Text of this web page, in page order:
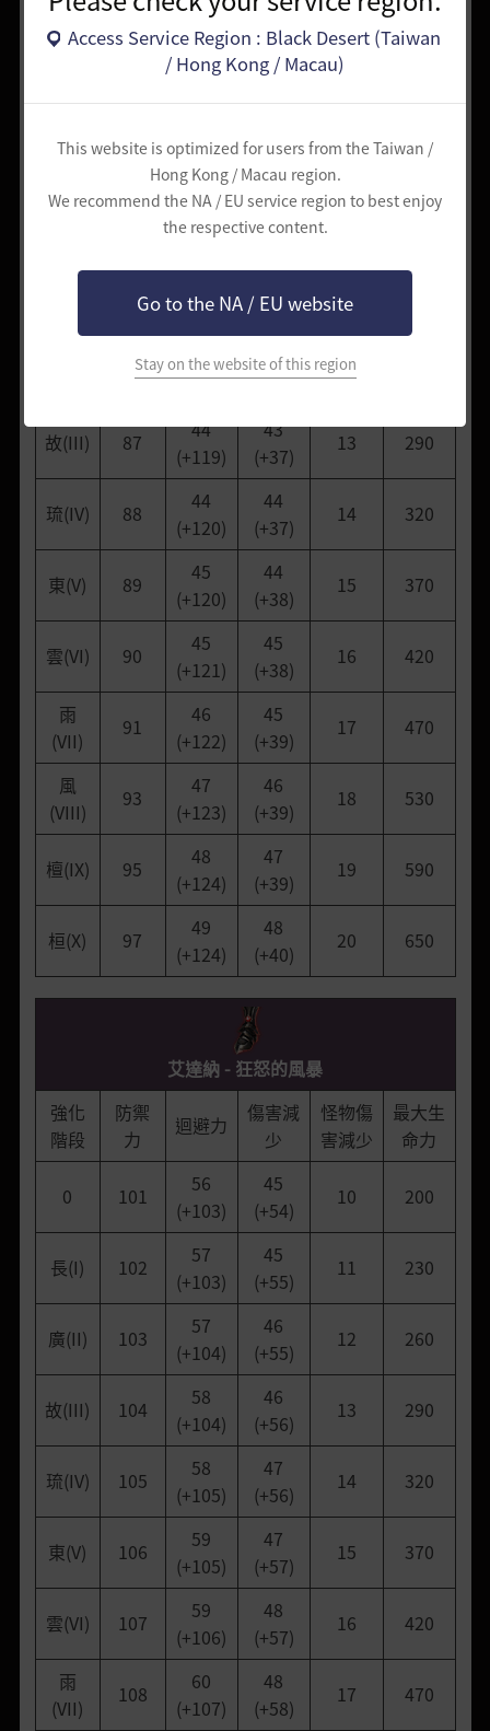
Access Service Region : Black Desert (Taiwan
/ Hong Kong / Macau)
This website is optimized for users from the Taiwan /
Hong Kong / Macau region.
We recommend the NA / EU service region to best enjoy
the respective content.
Go to the NA / EU website
Stay on the website of this region
艾達納 - 誓約之手
強化
防禦
迴避力
傷害減
少
怪物傷
害減少
最大生
(+118)
85
(+118)
(+36)
11
86
43
(+119)
43
(+36)
12
故(III) 87
44
(+119)
43
(+37)
13 290
琉(IV) 88
44
(+120)
44
(+37)
14 320
東(V) 89
45
(+120)
44
(+38)
15 370
雲(VI) 90
45
(+121)
45
(+38)
16 420
雨
(VII)
91
46
(+122)
45
(+39)
17 470
風
(VIII)
93
47
(+123)
46
(+39)
18 530
檀(IX) 95
48
(+124)
47
(+39)
19 590
桓(X) 97
49
(+124)
48
(+40)
20 650
艾達納 - 狂怒的風暴
強化
階段
防禦
力
迴避力
傷害減
少
怪物傷
害減少
最大生
命力
0 101
56
(+103)
45
(+54)
10 200
長(I) 102
57
(+103)
45
(+55)
11 230
廣(II) 103
57
(+104)
46
(+55)
12 260
故(III) 104
58
(+104)
46
(+56)
13 290
琉(IV) 105
58
(+105)
47
(+56)
14 320
東(V) 106
59
(+105)
47
(+57)
15 370
雲(VI) 107
59
(+106)
48
(+57)
16 420
雨
(VII)
108
60
(+107)
48
(+58)
17 470